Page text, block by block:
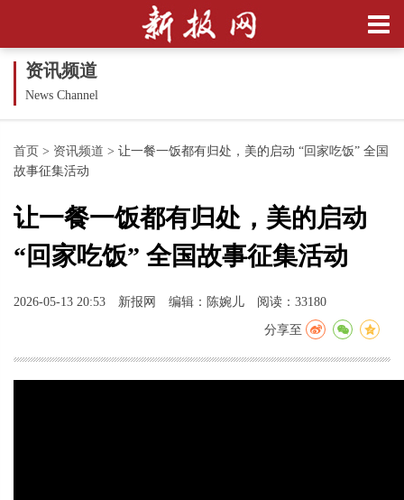
资讯频道
News Channel
首页 > 资讯频道 > 让一餐一饭都有归处，美的启动 “回家吃饭” 全国
故事征集活动
让一餐一饭都有归处，美的启动
“回家吃饭” 全国故事征集活动
2026-05-13 20:53 新报网 编辑：陈婉儿 阅读：33180
分享至